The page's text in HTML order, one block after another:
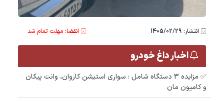
انتشار: 1405/02/29 انقضا: مهلت تمام شد
اخبار داغ خودرو
✅ مزایده 3 دستگاه شامل : سواری استیشن کاروان، وانت پیکان
و کامیون مان